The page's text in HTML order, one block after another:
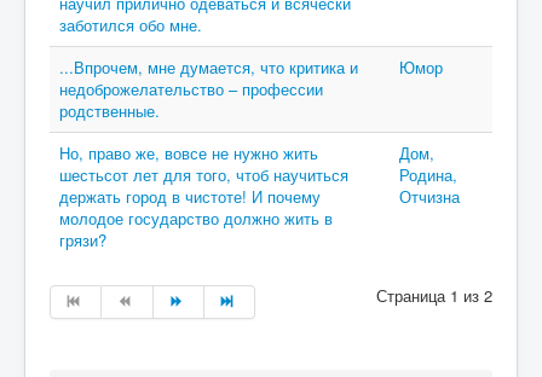
заботился обо мне.
...Впрочем, мне думается, что критика и
недоброжелательство – профессии
родственные.
Юмор
Но, право же, вовсе не нужно жить
шестьсот лет для того, чтоб научиться
держать город в чистоте! И почему
молодое государство должно жить в
грязи?
Дом,
Родина,
Отчизна
Страница 1 из 2